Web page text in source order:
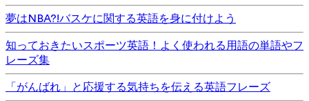
夢はNBA?!バスケに関する英語を身に付けよう
知っておきたいスポーツ英語！よく使われる用語の単語やフ
レーズ集
「がんばれ」と応援する気持ちを伝える英語フレーズ